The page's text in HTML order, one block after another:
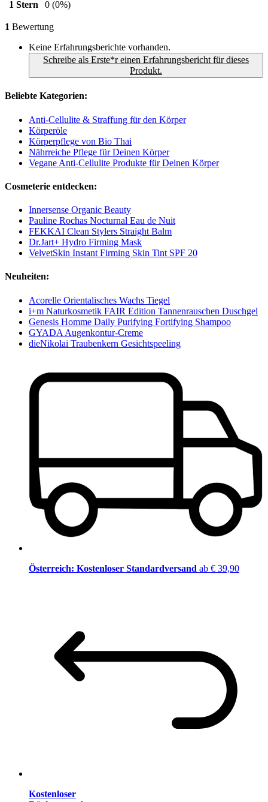
1 Stern
0 (0%)
1 Bewertung
Keine Erfahrungsberichte vorhanden.
Schreibe als Erste*r einen Erfahrungsbericht für dieses
Produkt.
Beliebte Kategorien:
Anti-Cellulite & Straffung für den Körper
Körperöle
Körperpflege von Bio Thai
Nährreiche Pflege für Deinen Körper
Vegane Anti-Cellulite Produkte für Deinen Körper
Cosmeterie entdecken:
Innersense Organic Beauty
Pauline Rochas Nocturnal Eau de Nuit
FEKKAI Clean Stylers Straight Balm
Dr.Jart+ Hydro Firming Mask
VelvetSkin Instant Firming Skin Tint SPF 20
Neuheiten:
Acorelle Orientalisches Wachs Tiegel
i+m Naturkosmetik FAIR Edition Tannenrauschen Duschgel
Genesis Homme Daily Purifying Fortifying Shampoo
GYADA Augenkontur-Creme
dieNikolai Traubenkern Gesichtspeeling
Österreich: Kostenloser Standardversand ab € 39,90
Kostenloser